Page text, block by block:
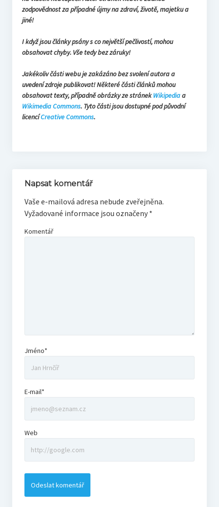
zodpovědnost za případné újmy na zdraví, životě, majetku a
jiné!
I když jsou články psány s co největší pečlivostí, mohou
obsahovat chyby. Vše tedy bez záruky!
Jakékoliv části webu je zakázáno bez svolení autora a
uvedení zdroje publikovat! Některé části článků mohou
obsahovat texty, případně obrázky ze stránekWikipediaa
Wikimedia Commons. Tyto části jsou dostupné pod původní
licencíCreative Commons.
Napsat komentář
Vaše e-mailová adresa nebude zveřejněna.
Vyžadované informace jsou označeny *
Komentář
Jméno*
E-mail*
Web